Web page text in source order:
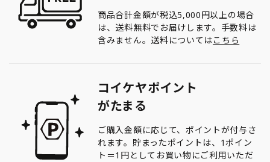
商品合計金額が税込5,000円以上の場合
は、送料無料でお届けします。手数料は
含みません。送料についてはこちら
コイケヤポイント
がたまる
ご購入金額に応じて、ポイントが付与さ
れます。貯まったポイントは、1ポイン
ト＝1円としてお買い物にご利用いただ